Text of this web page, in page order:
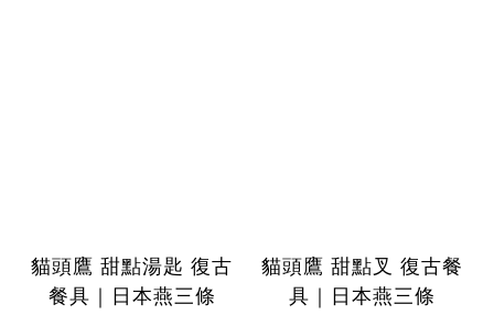
貓頭鷹 甜點湯匙 復古
餐具｜日本燕三條
貓頭鷹 甜點叉 復古餐
具｜日本燕三條